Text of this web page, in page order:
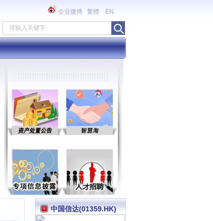
企业微博 繁體 EN
中国信达(01359.HK)